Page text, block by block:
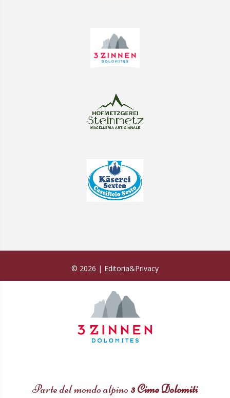
© 2026 | Editoria&Privacy
Parte del mondo alpino 3 Cime Dolomiti